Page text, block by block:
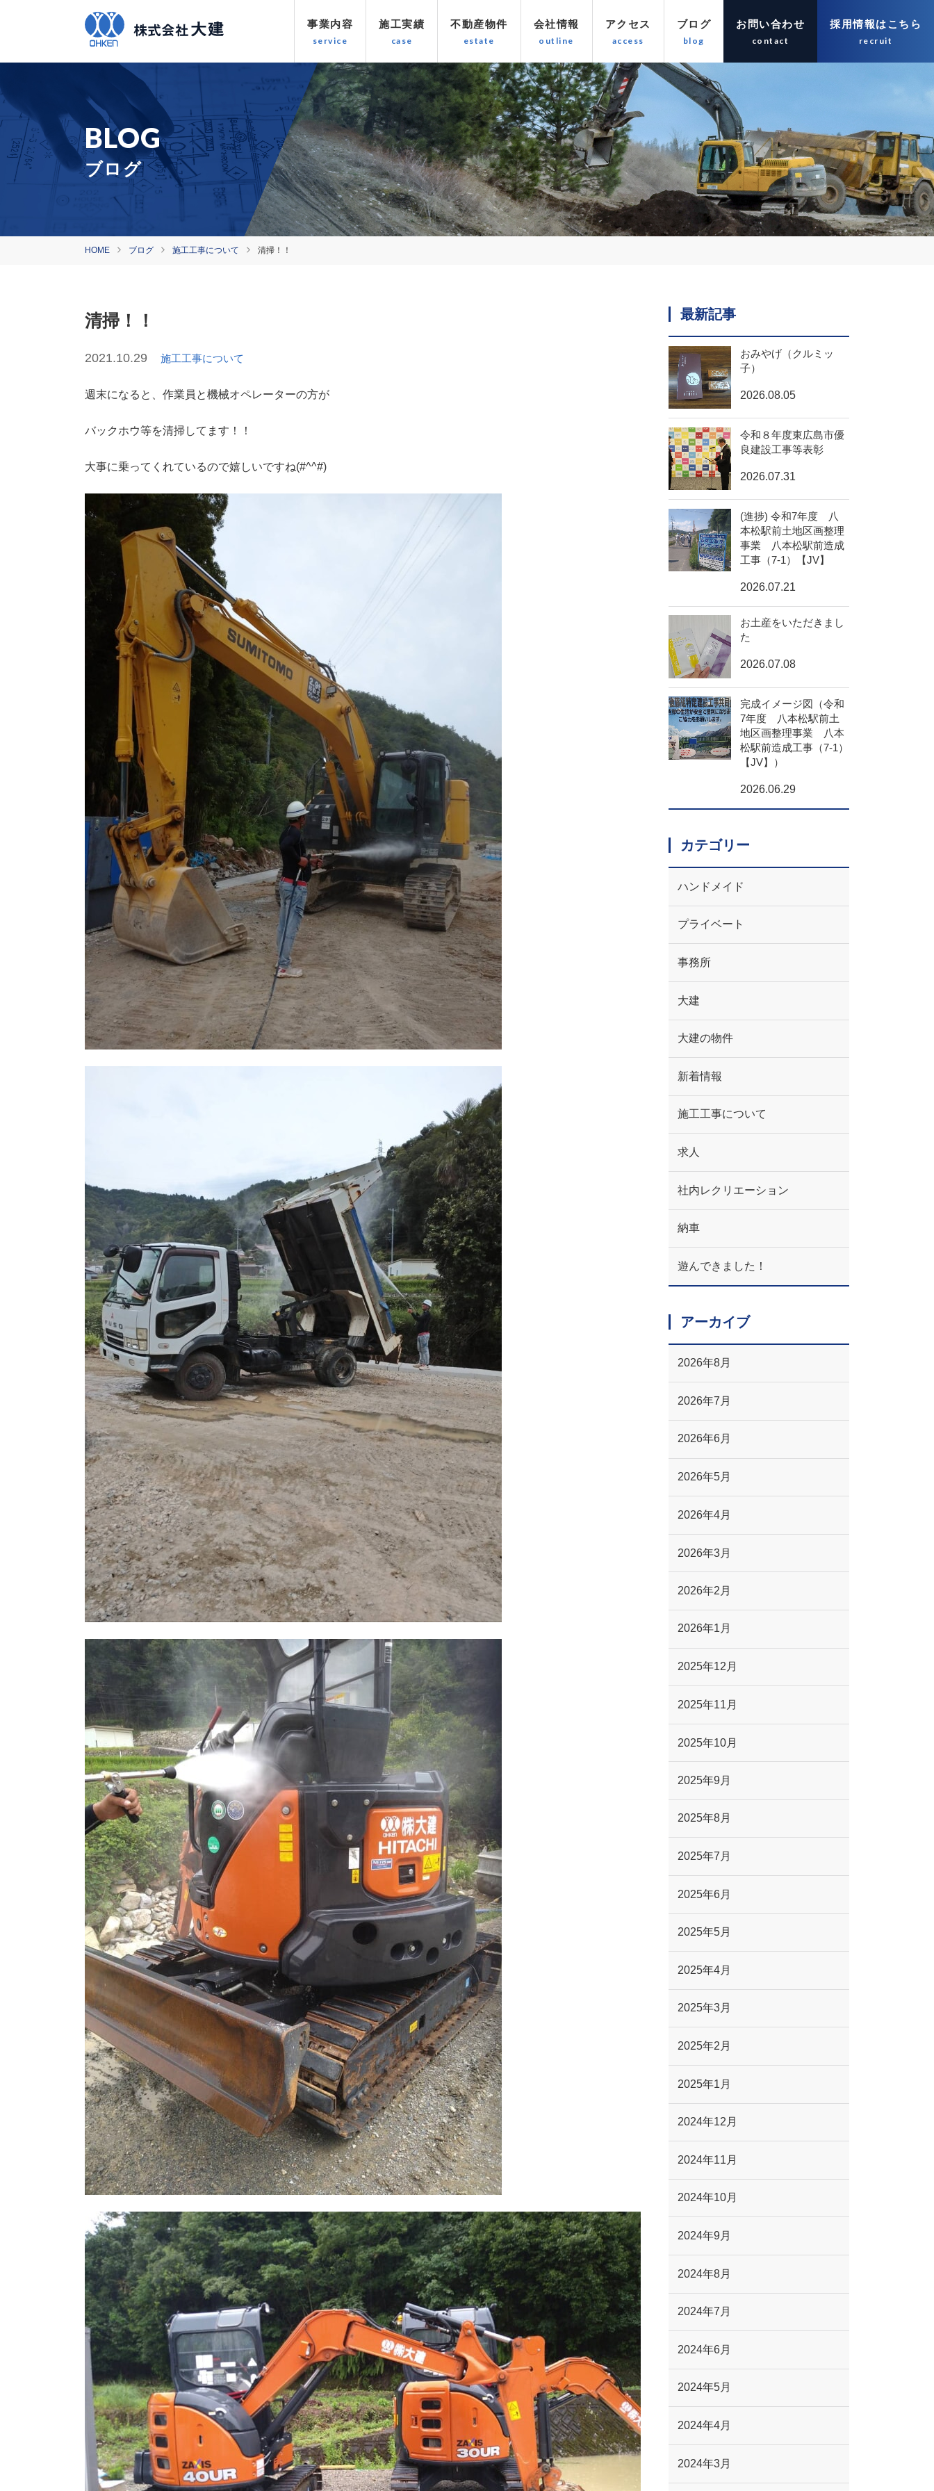
事業内容 施工実績 不動産物件 会社情報 アクセス ブログ お問い合わせ 採用情報はこちら
ブログ
HOME ブログ 施工工事について 清掃！！
清掃！！
2021.10.29 施工工事について
週末になると、作業員と機械オペレーターの方が
バックホウ等を清掃してます！！
大事に乗ってくれているので嬉しいですね(#^^#)
最新記事
おみやげ（クルミッ
子）
2026.08.05
令和８年度東広島市優
良建設工事等表彰
2026.07.31
(進捗) 令和7年度 八
本松駅前土地区画整理
事業 八本松駅前造成
工事（7-1）【JV】
2026.07.21
お土産をいただきまし
た
2026.07.08
完成イメージ図（令和
7年度 八本松駅前土
地区画整理事業 八本
松駅前造成工事（7-1）
【JV】）
2026.06.29
カテゴリー
ハンドメイド
プライベート
事務所
大建
大建の物件
新着情報
施工工事について
求人
社内レクリエーション
納車
遊んできました！
アーカイブ
2026年8月
2026年7月
2026年6月
2026年5月
2026年4月
2026年3月
2026年2月
2026年1月
2025年12月
2025年11月
2025年10月
2025年9月
2025年8月
2025年7月
2025年6月
2025年5月
2025年4月
2025年3月
2025年2月
2025年1月
2024年12月
2024年11月
2024年10月
2024年9月
2024年8月
2024年7月
2024年6月
2024年5月
2024年4月
2024年3月